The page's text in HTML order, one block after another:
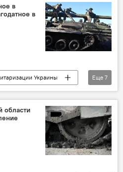
в
в
Украины
Минобороны РФ
техника
Еще 7
области